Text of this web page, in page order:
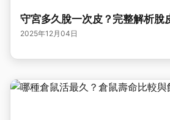
守宮多久脫一次皮？完整解析脫
2025年12月04日